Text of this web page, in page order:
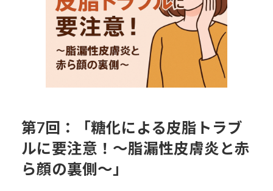
第7回：「糖化による皮脂トラブ
ルに要注意！～脂漏性皮膚炎と赤
ら顔の裏側～」